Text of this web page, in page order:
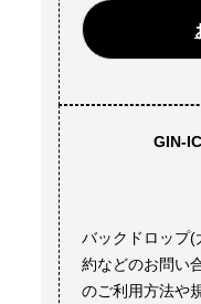
GIN-
バックドロップ(
約などのお問い
のご利用方法や